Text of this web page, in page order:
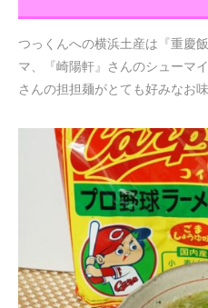
つっくんへの横浜土産は『重慶
マ、『崎陽軒』さんのシューマ
さんの担担麺がとても好みなお